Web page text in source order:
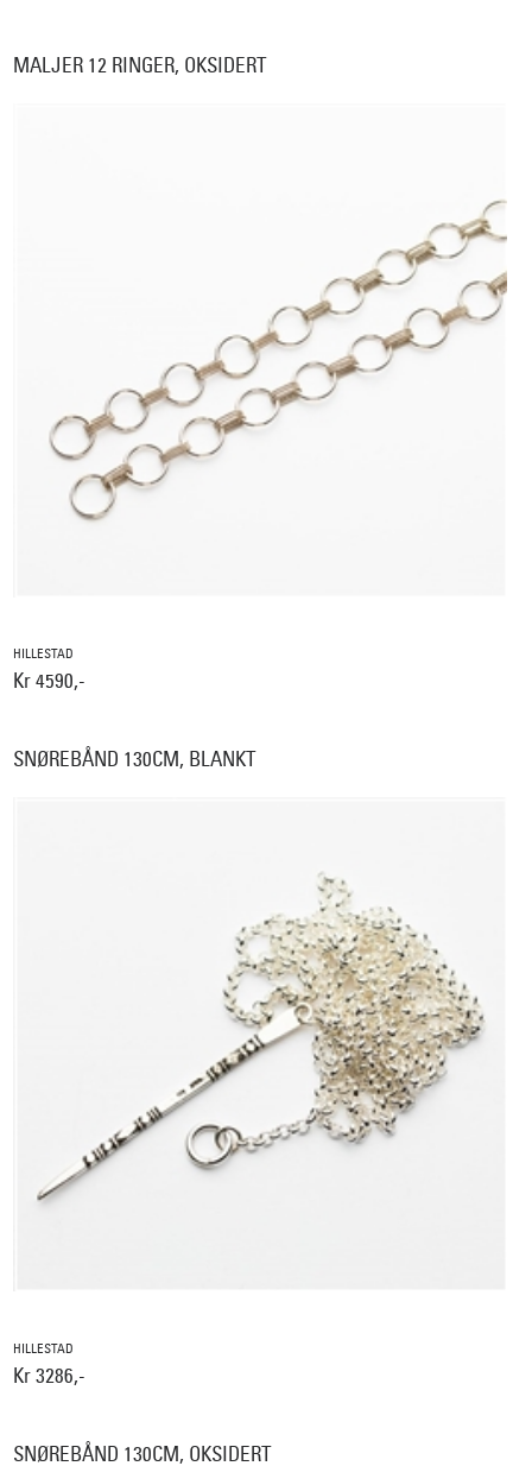
MALJER 12 RINGER, OKSIDERT
HILLESTAD
Kr 4590,-
SNØREBÅND 130CM, BLANKT
HILLESTAD
Kr 3286,-
SNØREBÅND 130CM, OKSIDERT